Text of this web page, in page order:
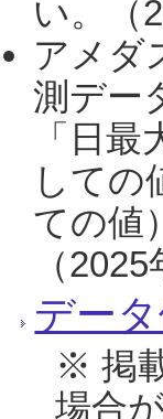
い。（
アメダ
測デー
「日
しての
ての値
（
デー
※ 掲
場合